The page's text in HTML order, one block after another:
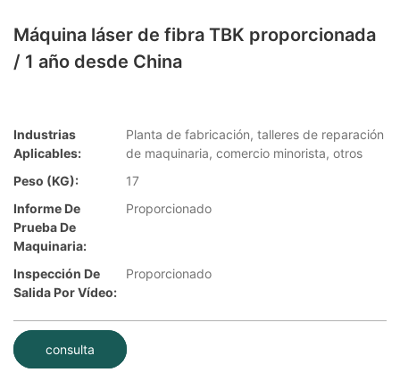
Máquina láser de fibra TBK proporcionada
/ 1 año desde China
Industrias
Aplicables:
Planta de fabricación, talleres de reparación
de maquinaria, comercio minorista, otros
Peso (KG):
17
Informe De
Prueba De
Maquinaria:
Proporcionado
Inspección De
Salida Por Vídeo:
Proporcionado
consulta